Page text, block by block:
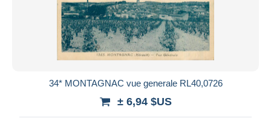
34* MONTAGNAC vue generale RL40,0726
± 6,94 $US